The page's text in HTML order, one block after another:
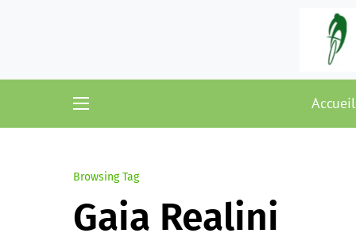
Accueil
Browsing Tag
Gaia Realini